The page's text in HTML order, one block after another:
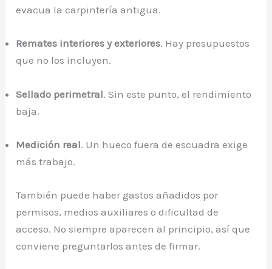
evacua la carpintería antigua.
Remates interiores y exteriores. Hay presupuestos
que no los incluyen.
Sellado perimetral. Sin este punto, el rendimiento
baja.
Medición real. Un hueco fuera de escuadra exige
más trabajo.
También puede haber gastos añadidos por
permisos, medios auxiliares o dificultad de
acceso. No siempre aparecen al principio, así que
conviene preguntarlos antes de firmar.